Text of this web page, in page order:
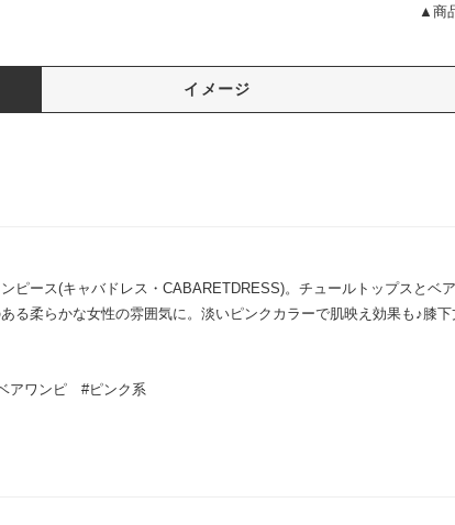
▲商
イメージ
ピース(キャバドレス・CABARETDRESS)。チュールトップスとベ
る柔らかな女性の雰囲気に。淡いピンクカラーで肌映え効果も♪膝
アワンピ #ピンク系